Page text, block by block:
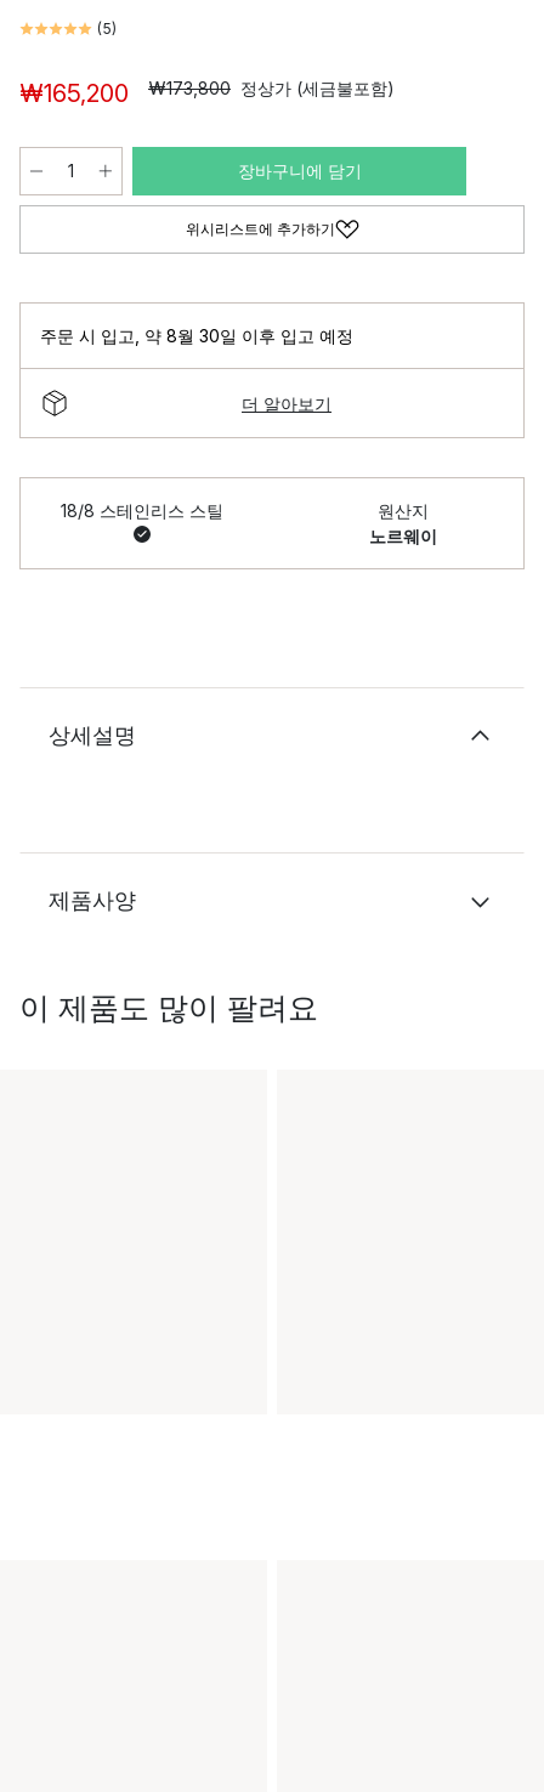
(5)
₩165,200 ₩173,800 정상가 (세금불포함)
장바구니에 담기
위시리스트에 추가하기
주문 시 입고 약 8월 30일 이후 입고 예정
더 알아보기
18/8 스테인리스 스틸
원산지
노르웨이
상세설명
제품사양
이 제품도 많이 팔려요